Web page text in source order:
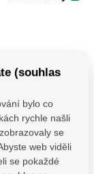
(souhlas
bylo co
rychle našli
se
web viděli
se pokaždé